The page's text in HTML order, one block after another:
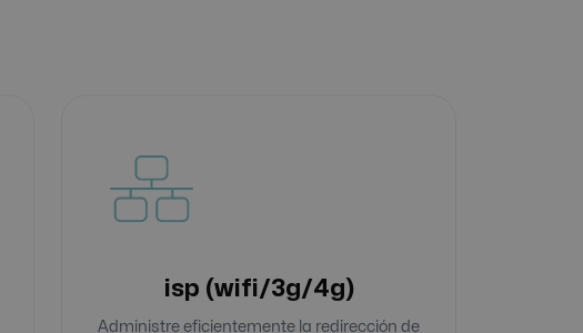
isp (wifi/3g/4g)
Administre eficientemente la redirección de